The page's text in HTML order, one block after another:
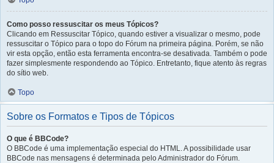
Como posso ressuscitar os meus Tópicos?
Clicando em Ressuscitar Tópico, quando estiver a visualizar o mesmo, pode
ressuscitar o Tópico para o topo do Fórum na primeira página. Porém, se não
vir esta opção, então esta ferramenta encontra-se desativada. Também o pode
fazer simplesmente respondendo ao Tópico. Entretanto, fique atento às regras
do sítio web.
Topo
Sobre os Formatos e Tipos de Tópicos
O que é BBCode?
O BBCode é uma implementação especial do HTML. A possibilidade usar
BBCode nas mensagens é determinada pelo Administrador do Fórum.